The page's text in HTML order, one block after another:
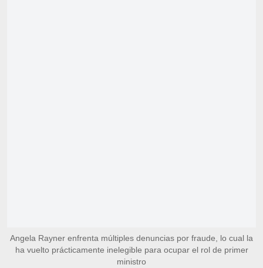
Angela Rayner enfrenta múltiples denuncias por fraude, lo cual la
ha vuelto prácticamente inelegible para ocupar el rol de primer
ministro